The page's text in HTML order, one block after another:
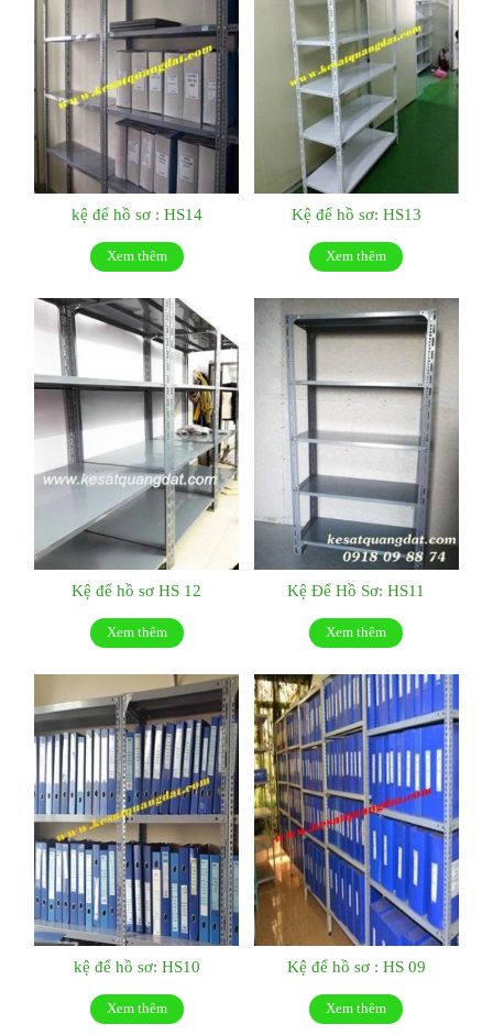
kệ để hồ sơ : HS14
Xem thêm
Kệ để hồ sơ: HS13
Xem thêm
Kệ để hồ sơ HS 12
Xem thêm
Kệ Để Hồ Sơ: HS11
Xem thêm
kệ để hồ sơ: HS10
Xem thêm
Kệ để hồ sơ : HS 09
Xem thêm